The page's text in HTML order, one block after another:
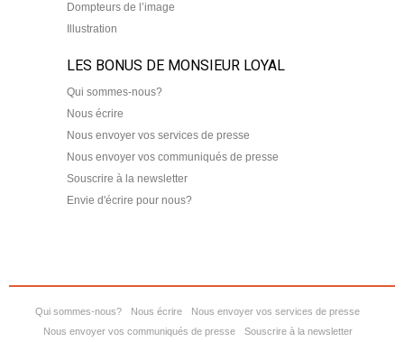
Dompteurs de l’image
Illustration
LES BONUS DE MONSIEUR LOYAL
Qui sommes-nous?
Nous écrire
Nous envoyer vos services de presse
Nous envoyer vos communiqués de presse
Souscrire à la newsletter
Envie d'écrire pour nous?
Qui sommes-nous? Nous écrire
Nous envoyer vos services de presse
Nous envoyer vos communiqués de presse
Souscrire à la newsletter